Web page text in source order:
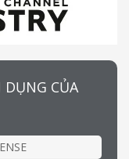
DỤNG CỦA